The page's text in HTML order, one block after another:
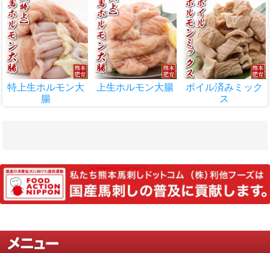
特上生ホルモン大
腸
上生ホルモン大腸
ボイル済みミック
ス